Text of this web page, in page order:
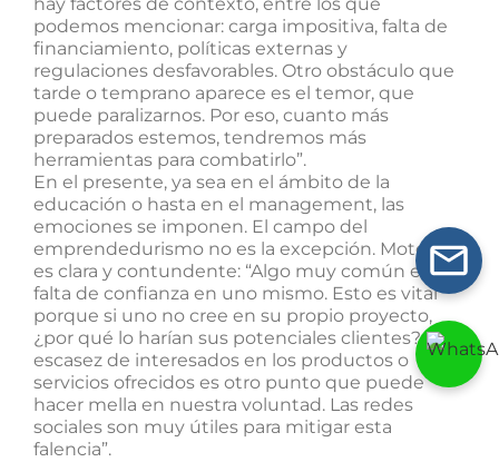
podemos mencionar: carga impositiva, falta de
financiamiento, políticas externas y
regulaciones desfavorables. Otro obstáculo que
tarde o temprano aparece es el temor, que
puede paralizarnos. Por eso, cuanto más
preparados estemos, tendremos más
herramientas para combatirlo”.
En el presente, ya sea en el ámbito de la
educación o hasta en el management, las
emociones se imponen. El campo del
emprendedurismo no es la excepción. Motolo
es clara y contundente: “Algo muy común es la
falta de confianza en uno mismo. Esto es vital
porque si uno no cree en su propio proyecto,
¿por qué lo harían sus potenciales clientes? La
escasez de interesados en los productos o
servicios ofrecidos es otro punto que puede
hacer mella en nuestra voluntad. Las redes
sociales son muy útiles para mitigar esta
falencia”.